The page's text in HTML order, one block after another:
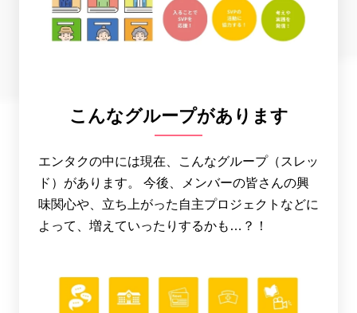
こんなグループがあります
エンタクの中には現在、こんなグループ（スレッ
ド）があります。 今後、メンバーの皆さんの興
味関心や、立ち上がった自主プロジェクトなどに
よって、増えていったりするかも…？！